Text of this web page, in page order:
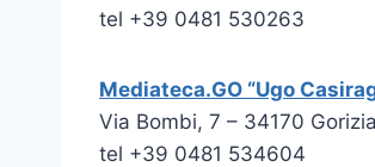
tel +39 0481 530263
Mediateca.GO “Ugo
Via Bombi, 7 – 34170 Gorizia
tel +39 0481 534604